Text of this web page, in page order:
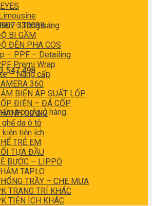
330038
547 498
trong giỏ hàng.
– Tăng sáng
BI GẦM
ĐÈN PHA COS
– PPF – Detailing
Premi Wrap
– Nâng cấp
360
BIẾN ÁP SUẤT LỐP
ĐIỆN – ĐÁ CỐP
GIẰNG
ghế da ô tô
kiện tiện ích
TRẺ EM
TỰA ĐẦU
BƯỚC – LIPPO
TAPLO
TRẦY – CHE MƯA
TRANG TRÍ KHÁC
TIỆN ÍCH KHÁC